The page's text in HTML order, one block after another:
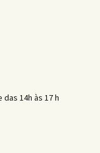
das 14h às 17 h